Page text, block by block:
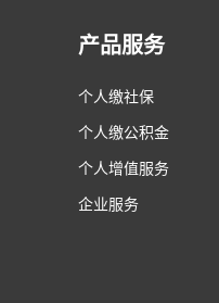
产品服务
个人缴社保
个人缴公积金
个人增值服务
企业服务